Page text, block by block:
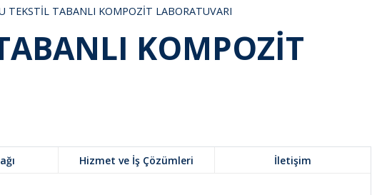
TEKSTİL TABANLI KOMPOZİT LABORATUVARI
KOMPOZİT
Hizmet ve İş Çözümleri İletişim